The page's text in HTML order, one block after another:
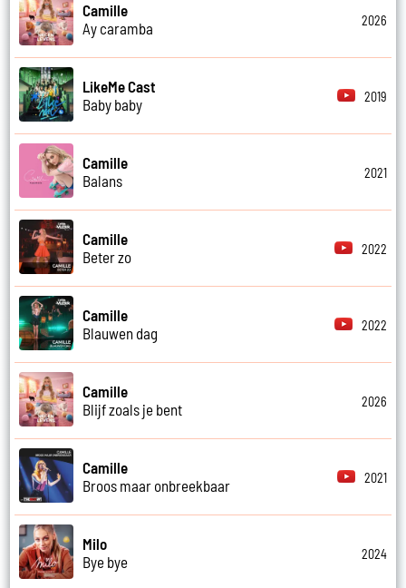
Camille
Ay caramba
2026
LikeMe Cast
Baby baby
2019
Camille
Balans
2021
Camille
Beter zo
2022
Camille
Blauwen dag
2022
Camille
Blijf zoals je bent
2026
Camille
Broos maar onbreekbaar
2021
Milo
Bye bye
2024